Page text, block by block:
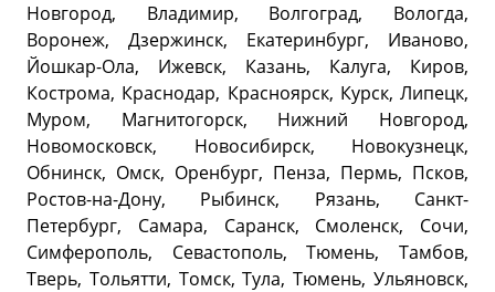
Новгород, Владимир, Волгоград, Вологда,
Воронеж, Дзержинск, Екатеринбург, Иваново,
Йошкар-Ола, Ижевск, Казань, Калуга, Киров,
Кострома, Краснодар, Красноярск, Курск, Липецк,
Муром, Магнитогорск, Нижний Новгород,
Новомосковск, Новосибирск, Новокузнецк,
Обнинск, Омск, Оренбург, Пенза, Пермь, Псков,
Ростов-на-Дону, Рыбинск, Рязань, Санкт-
Петербург, Самара, Саранск, Смоленск, Сочи,
Симферополь, Севастополь, Тюмень, Тамбов,
Тверь, Тольятти, Томск, Тула, Тюмень, Ульяновск,